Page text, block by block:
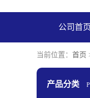
公司首页
当前位置： 首页
产品分类